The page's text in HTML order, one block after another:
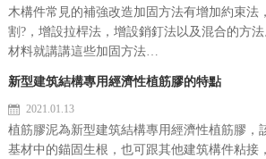
木構件常見的補強改造加固方法有增加約束法
割?，增設拉桿法，增設銷釘法以及混合的方
材料就講講這些加固方法…
新型建筑結構專用經濟性植筋膠的特點
2021.01.13
植筋膠泥為新型建筑結構專用經濟性植筋膠，
基材中的錨固生根，也可跟其他建筑構件粘接